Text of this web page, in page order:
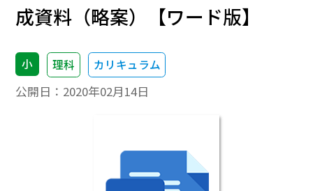
成資料（略案）【ワード版】
小 理科 カリキュラム
公開日： 2020年02月14日